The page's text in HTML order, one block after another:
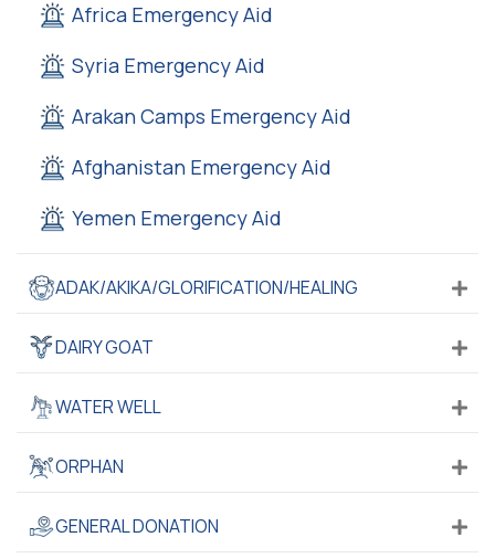
Africa Emergency Aid
Syria Emergency Aid
Arakan Camps Emergency Aid
Afghanistan Emergency Aid
Yemen Emergency Aid
ADAK/AKIKA/GLORIFICATION/HEALING
DAIRY GOAT
WATER WELL
ORPHAN
GENERAL DONATION